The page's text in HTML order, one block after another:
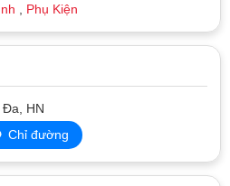
Phụ Kiện
HN
Chỉ đường